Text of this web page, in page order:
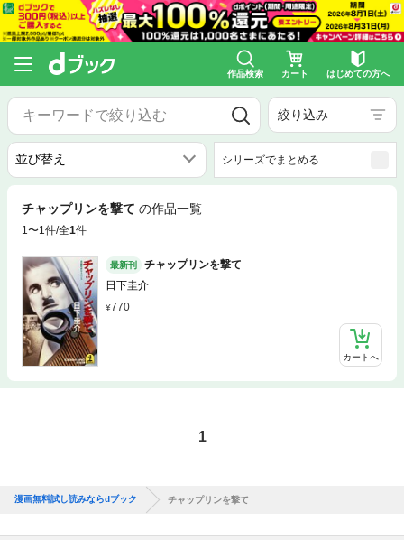
作品検索 カート はじめての方へ
絞り込み
シリーズでまとめる
チャップリンを撃て の作品一覧
1〜1件/全1件
最新刊
チャップリンを撃て
日下圭介
770
カートへ
1
漫画無料試し読みならdブック チャップリンを撃て